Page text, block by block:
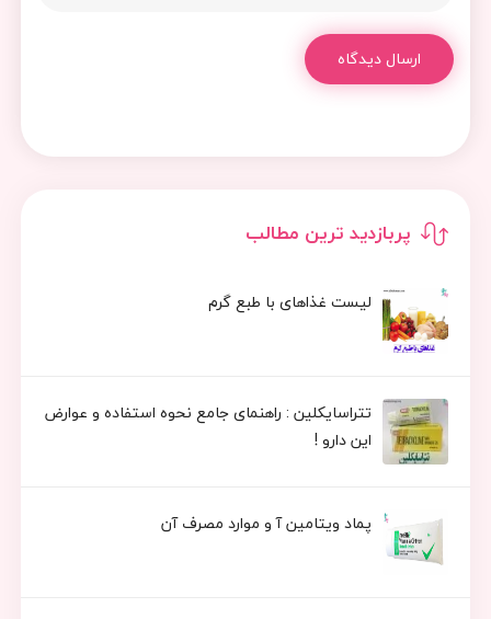
پربازدید ترین مطالب
لیست غذاهای با طبع گرم
تتراسایکلین : راهنمای جامع نحوه استفاده و عوارض
این دارو !
پماد ویتامین آ و موارد مصرف آن
ارسال دیدگاه